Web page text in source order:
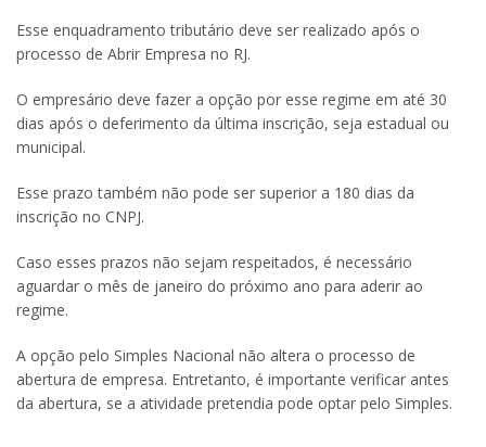
Esse enquadramento tributário deve ser realizado após o
processo de Abrir Empresa no RJ.
O empresário deve fazer a opção por esse regime em até 30
dias após o deferimento da última inscrição, seja estadual ou
municipal.
Esse prazo também não pode ser superior a 180 dias da
inscrição no CNPJ.
Caso esses prazos não sejam respeitados, é necessário
aguardar o mês de janeiro do próximo ano para aderir ao
regime.
A opção pelo Simples Nacional não altera o processo de
abertura de empresa. Entretanto, é importante verificar antes
da abertura, se a atividade pretendia pode optar pelo Simples.